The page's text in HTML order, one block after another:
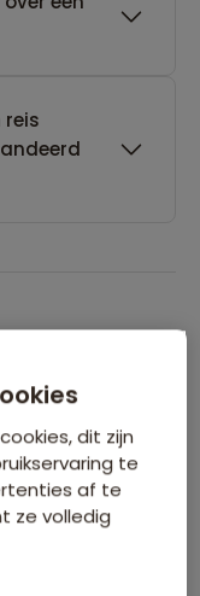
reis
op een
dit zijn
te
af te
ze volledig